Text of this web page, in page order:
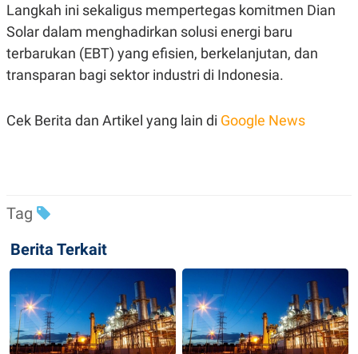
Langkah ini sekaligus mempertegas komitmen Dian
Solar dalam menghadirkan solusi energi baru
terbarukan (EBT) yang efisien, berkelanjutan, dan
transparan bagi sektor industri di Indonesia.
Cek Berita dan Artikel yang lain di Google News
Tag
Berita Terkait